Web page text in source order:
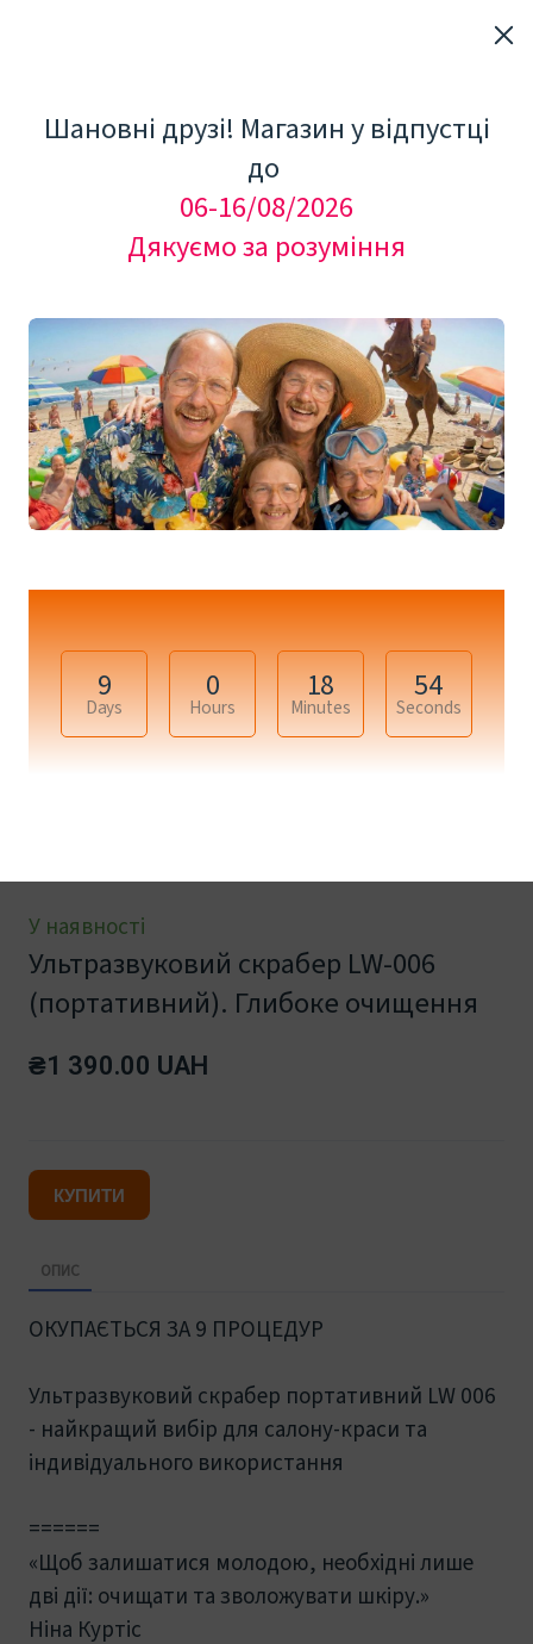
КОСМЕТОЛОГІЧНЕ ОБЛАДНАННЯ
У наявності
Ультразвуковий скрабер LW-006
(портативний). Глибоке очищення
₴1 390.00 UAH
КУПИТИ
ОПИС
ОКУПАЄТЬСЯ ЗА 9 ПРОЦЕДУР
Ультразвуковий скрабер портативний LW 006
- найкращий вибір для салону-краси та
індивідуального використання
======
«Щоб залишатися молодою, необхідні лише
дві дії: очищати та зволожувати шкіру.»
Ніна Куртіс
Шановні друзі! Магазин у відпустці
до
06-16/08/2026
Дякуємо за розуміння
9
Days
0
Hours
18
Minutes
53
Seconds